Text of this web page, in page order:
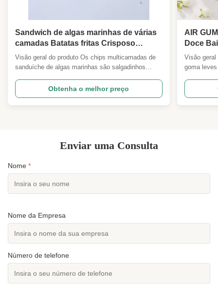
Sandwich de algas marinhas de várias
camadas Batatas fritas Crisposo
Savory Soja Snacks para o escritório
Pausa de cinema assistindo
importadores
Visão geral do produto Os chips multicamadas de
sanduíche de algas marinhas são salgadinhos
soja intercaladas com recheio de algas marinhas
frescas e naturais. A estrutura multicamadas
exclusiva oferece textura crocante dupla,
Obtenha o melhor preço
AIR
Doce
Break
Visão
goma
injeção de
densas,
bolhas de
Enviar uma Consulta
Nome *
Nome da Empresa
Número de telefone